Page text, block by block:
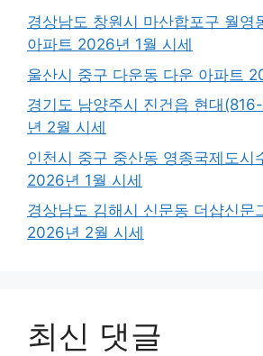
경상남도 창원시 마산합포구 월영
아파트 2026년 1월 시세
울산시 중구 다운동 다운 아파트
경기도 남양주시 진건읍 현대
년 2월 시세
인천시 중구 중산동 영종국제도시
2026년 1월 시세
경상남도 김해시 신문동 더샵신문
2026년 2월 시세
최신 댓글